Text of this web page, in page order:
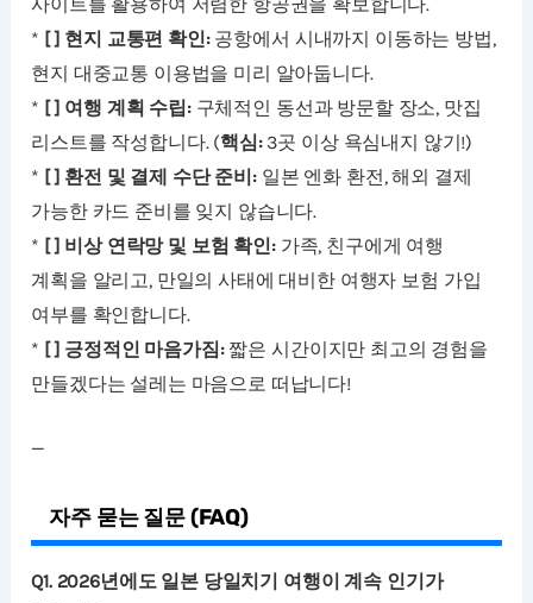
* [ ] 현지 교통편 확인:공항에서 시내까지 이동하는 방법,
현지 대중교통 이용법을 미리 알아둡니다.
* [ ] 여행 계획 수립:구체적인 동선과 방문할 장소, 맛집
리스트를 작성합니다. (핵심:3곳 이상 욕심내지 않기!)
* [ ] 환전 및 결제 수단 준비:일본 엔화 환전, 해외 결제
가능한 카드 준비를 잊지 않습니다.
* [ ] 비상 연락망 및 보험 확인:가족, 친구에게 여행
계획을 알리고, 만일의 사태에 대비한 여행자 보험 가입
여부를 확인합니다.
* [ ] 긍정적인 마음가짐:짧은 시간이지만 최고의 경험을
만들겠다는 설레는 마음으로 떠납니다!
—
자주 묻는 질문 (FAQ)
Q1. 2026년에도 일본 당일치기 여행이 계속 인기가